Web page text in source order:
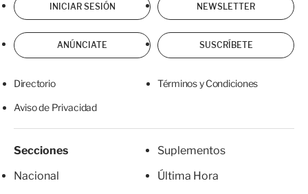
INICIAR SESIÓN NEWSLETTER
ANÚNCIATE SUSCRÍBETE
Directorio Términos y Condiciones
Aviso de Privacidad
Secciones
Nacional
Suplementos
Última Hora